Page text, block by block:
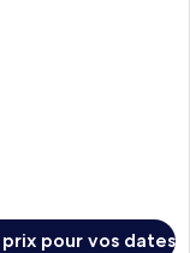
prix pour vos dates